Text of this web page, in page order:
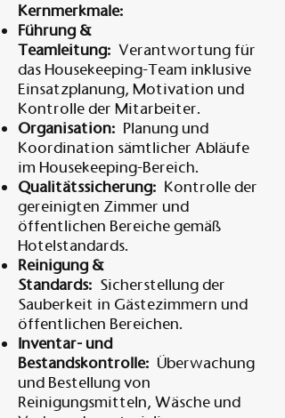
Kernmerkmale:
Führung &
Teamleitung: Verantwortung für
das Housekeeping-Team inklusive
Einsatzplanung, Motivation und
Kontrolle der Mitarbeiter.
Organisation: Planung und
Koordination sämtlicher Abläufe
im Housekeeping-Bereich.
Qualitätssicherung: Kontrolle der
gereinigten Zimmer und
öffentlichen Bereiche gemäß
Hotelstandards.
Reinigung &
Standards: Sicherstellung der
Sauberkeit in Gästezimmern und
öffentlichen Bereichen.
Inventar- und
Bestandskontrolle: Überwachung
und Bestellung von
Reinigungsmitteln, Wäsche und